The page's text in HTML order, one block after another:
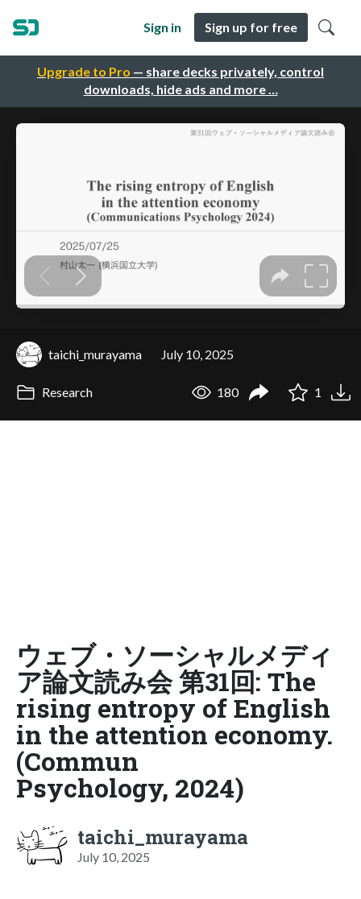
Upgrade to Pro — share decks privately, control
downloads, hide ads and more …
Sign in Sign up for free
taichi_murayama July 10, 2025
Research 180 1
ウェブ・ソーシャルメディ
ア論文読み会 第31回: The
rising entropy of English
in the attention economy.
(Commun
Psychology, 2024)
taichi_murayama
July 10, 2025